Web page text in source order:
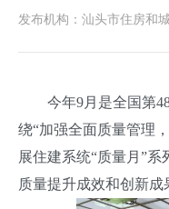
发布机构： 汕头市住房和
今年9月是全国第
绕“加强全面质量管理
展住建系统“质量月”
质量提升成效和创新成